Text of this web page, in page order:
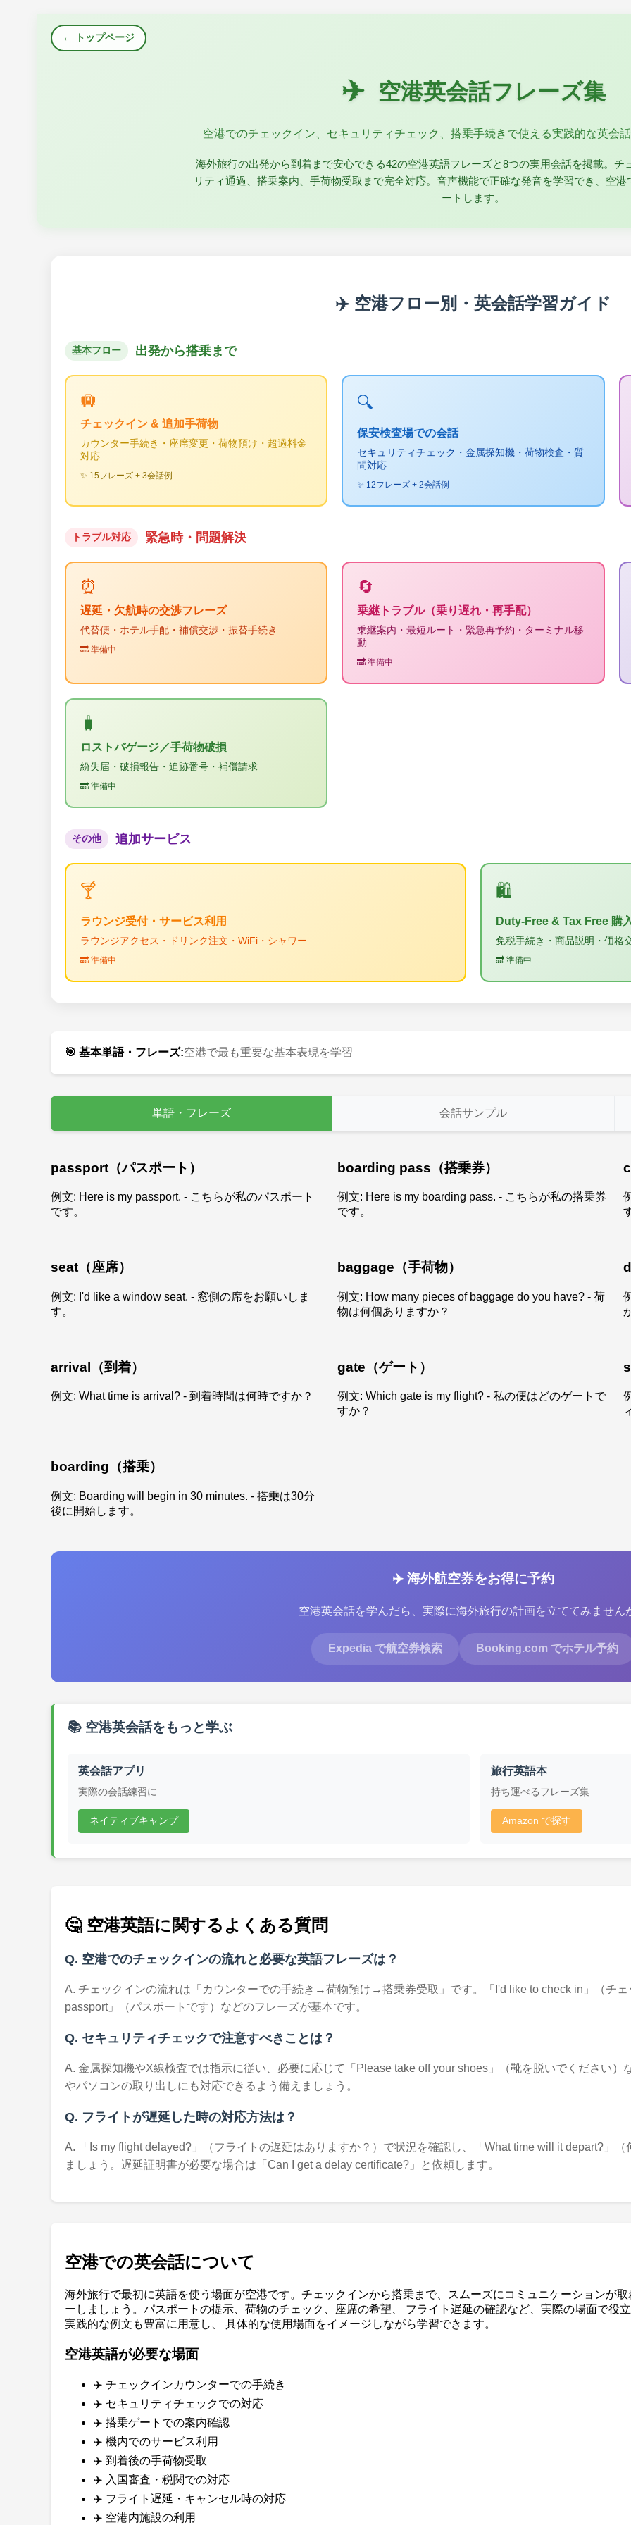
← トップページ
✈️ 空港英会話フレーズ集
空港でのチェックイン、セキュリティチェック、搭乗手続きで使える実践的な英会
海外旅行の出発から到着まで安心できる42の空港英語フレーズと8つの実用会話を掲載。チ
リティ通過、搭乗案内、手荷物受取まで完全対応。音声機能で正確な発音を学習でき、空
ートします。
✈️ 空港フロー別・英会話学習ガイド
基本フロー 出発から搭乗まで
🛄
チェックイン & 追加手荷物
カウンター手続き・座席変更・荷物預け・超過料金
対応
✨ 15フレーズ + 3会話例
🔍
保安検査場での会話
セキュリティチェック・金属探知機・荷物検査・質
問対応
✨ 12フレーズ + 2会話例
トラブル対応 緊急時・問題解決
⏰
遅延・欠航時の交渉フレーズ
代替便・ホテル手配・補償交渉・振替手続き
🔜 準備中
🔄
乗継トラブル（乗り遅れ・再手配）
乗継案内・最短ルート・緊急再予約・ターミナル移
動
🔜 準備中
🧳
ロストバゲージ／手荷物破損
紛失届・破損報告・追跡番号・補償請求
🔜 準備中
その他 追加サービス
🍸
ラウンジ受付・サービス利用
ラウンジアクセス・ドリンク注文・WiFi・シャワー
🔜 準備中
🛍️
Duty-Free & Tax Free 購
免税手続き・商品説明・価格
🔜 準備中
🎯 基本単語・フレーズ:空港で最も重要な基本表現を学習
単語・フレーズ 会話サンプル
passport（パスポート）
例文: Here is my passport. - こちらが私のパスポート
です。
boarding pass（搭乗券）
例文: Here is my boarding pass. - こちらが私の搭乗券
です。
seat（座席）
例文: I'd like a window seat. - 窓側の席をお願いしま
す。
baggage（手荷物）
例文: How many pieces of baggage do you have? - 荷
物は何個ありますか？
arrival（到着）
例文: What time is arrival? - 到着時間は何時ですか？
gate（ゲート）
例文: Which gate is my flight? - 私の便はどのゲートで
すか？
boarding（搭乗）
例文: Boarding will begin in 30 minutes. - 搭乗は30分
後に開始します。
✈️ 海外航空券をお得に予約
空港英会話を学んだら、実際に海外旅行の計画を立ててみません
Expedia で航空券検索 Booking.com でホテル予約
📚 空港英会話をもっと学ぶ
英会話アプリ
実際の会話練習に
ネイティブキャンプ
旅行英語本
持ち運べるフレーズ集
Amazon で探す
🤔 空港英語に関するよくある質問
Q. 空港でのチェックインの流れと必要な英語フレーズは？
A. チェックインの流れは「カウンターでの手続き→荷物預け→搭乗券受取」です。「I'd like to check in」（チ
passport」（パスポートです）などのフレーズが基本です。
Q. セキュリティチェックで注意すべきことは？
A. 金属探知機やX線検査では指示に従い、必要に応じて「Please take off your shoes」（靴を脱いでください
やパソコンの取り出しにも対応できるよう備えましょう。
Q. フライトが遅延した時の対応方法は？
A. 「Is my flight delayed?」（フライトの遅延はありますか？）で状況を確認し、「What time will it depart?」
ましょう。遅延証明書が必要な場合は「Can I get a delay certificate?」と依頼します。
空港での英会話について
海外旅行で最初に英語を使う場面が空港です。チェックインから搭乗まで、スムーズにコミュニケーションが
ーしましょう。パスポートの提示、荷物のチェック、座席の希望、 フライト遅延の確認など、実際の場面で役
実践的な例文も豊富に用意し、 具体的な使用場面をイメージしながら学習できます。
空港英語が必要な場面
✈️ チェックインカウンターでの手続き
✈️ セキュリティチェックでの対応
✈️ 搭乗ゲートでの案内確認
✈️ 機内でのサービス利用
✈️ 到着後の手荷物受取
✈️ 入国審査・税関での対応
✈️ フライト遅延・キャンセル時の対応
✈️ 空港内施設の利用